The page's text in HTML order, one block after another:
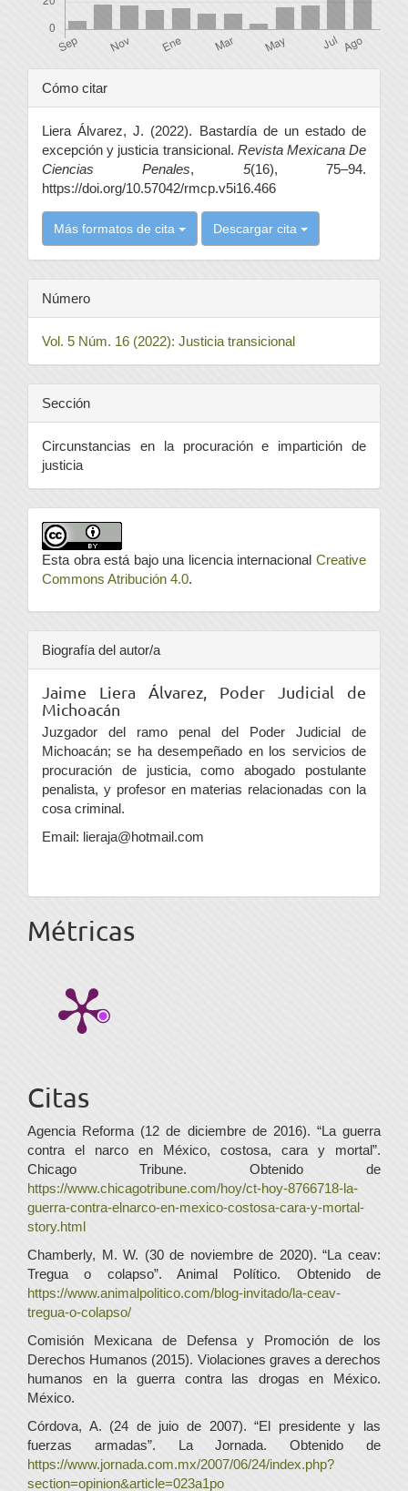
Detalles
del
artículo
Cómo citar
Liera Álvarez, J. (2022). Bastardía de un estado de
excepción y justicia transicional. Revista Mexicana De
Ciencias Penales, 5(16), 75–94.
https://doi.org/10.57042/rmcp.v5i16.466
Más formatos de cita Descargar cita
Número
Vol. 5 Núm. 16 (2022): Justicia transicional
Sección
Circunstancias en la procuración e impartición de
justicia
Esta obra está bajo una licencia internacional Creative
Commons Atribución 4.0.
Biografía del autor/a
Jaime Liera Álvarez, Poder Judicial de
Michoacán
Juzgador del ramo penal del Poder Judicial de
Michoacán; se ha desempeñado en los servicios de
procuración de justicia, como abogado postulante
penalista, y profesor en materias relacionadas con la
cosa criminal.
Email: lieraja@hotmail.com
Métricas
Citas
Agencia Reforma (12 de diciembre de 2016). “La guerra
contra el narco en México, costosa, cara y mortal”.
Chicago Tribune. Obtenido de
https://www.chicagotribune.com/hoy/ct-hoy-8766718-la-
guerra-contra-elnarco-en-mexico-costosa-cara-y-mortal-
story.html
Chamberly, M. W. (30 de noviembre de 2020). “La ceav:
Tregua o colapso”. Animal Político. Obtenido de
https://www.animalpolitico.com/blog-invitado/la-ceav-
tregua-o-colapso/
Comisión Mexicana de Defensa y Promoción de los
Derechos Humanos (2015). Violaciones graves a derechos
humanos en la guerra contra las drogas en México.
México.
Córdova, A. (24 de juio de 2007). “El presidente y las
fuerzas armadas”. La Jornada. Obtenido de
https://www.jornada.com.mx/2007/06/24/index.php?
section=opinion&article=023a1po